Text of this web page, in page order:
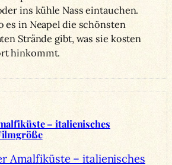
ins kühle Nass eintauchen.
es in Neapel die schönsten
Strände gibt, was sie kosten
hinkommt.
– italienisches